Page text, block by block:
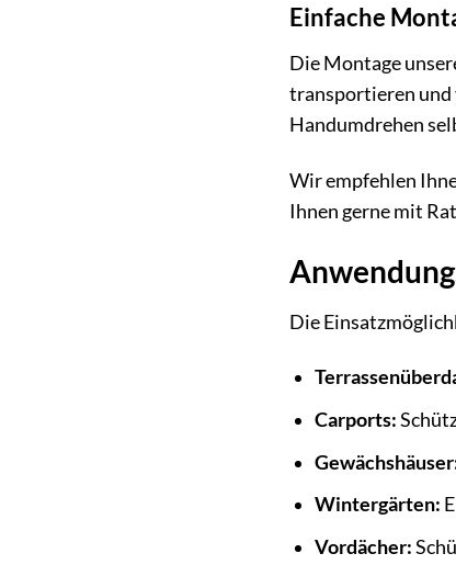
Einfache
Die Montage
transportieren und
Handumdrehen
Wir empfehlen
Ihnen gerne mit
Die
Carports:
Wintergärten:
Vordächer: